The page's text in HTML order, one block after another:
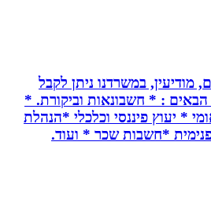
במשרדנו ניתן לקבל
: * חשבונאות וביקורת. *
יעוץ פיננסי וכלכלי *הנהלת
*חשבות שכר * ועוד.